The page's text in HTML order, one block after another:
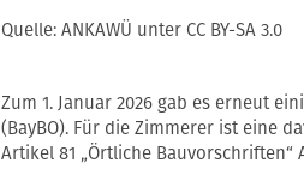
Quelle: ANKAWÜ unter CC BY-SA 3.0
Zum 1. Januar 2026 gab es erneut
(BayBO). Für die Zimmerer ist eine
Artikel 81 „Örtliche Bauvorschriften“